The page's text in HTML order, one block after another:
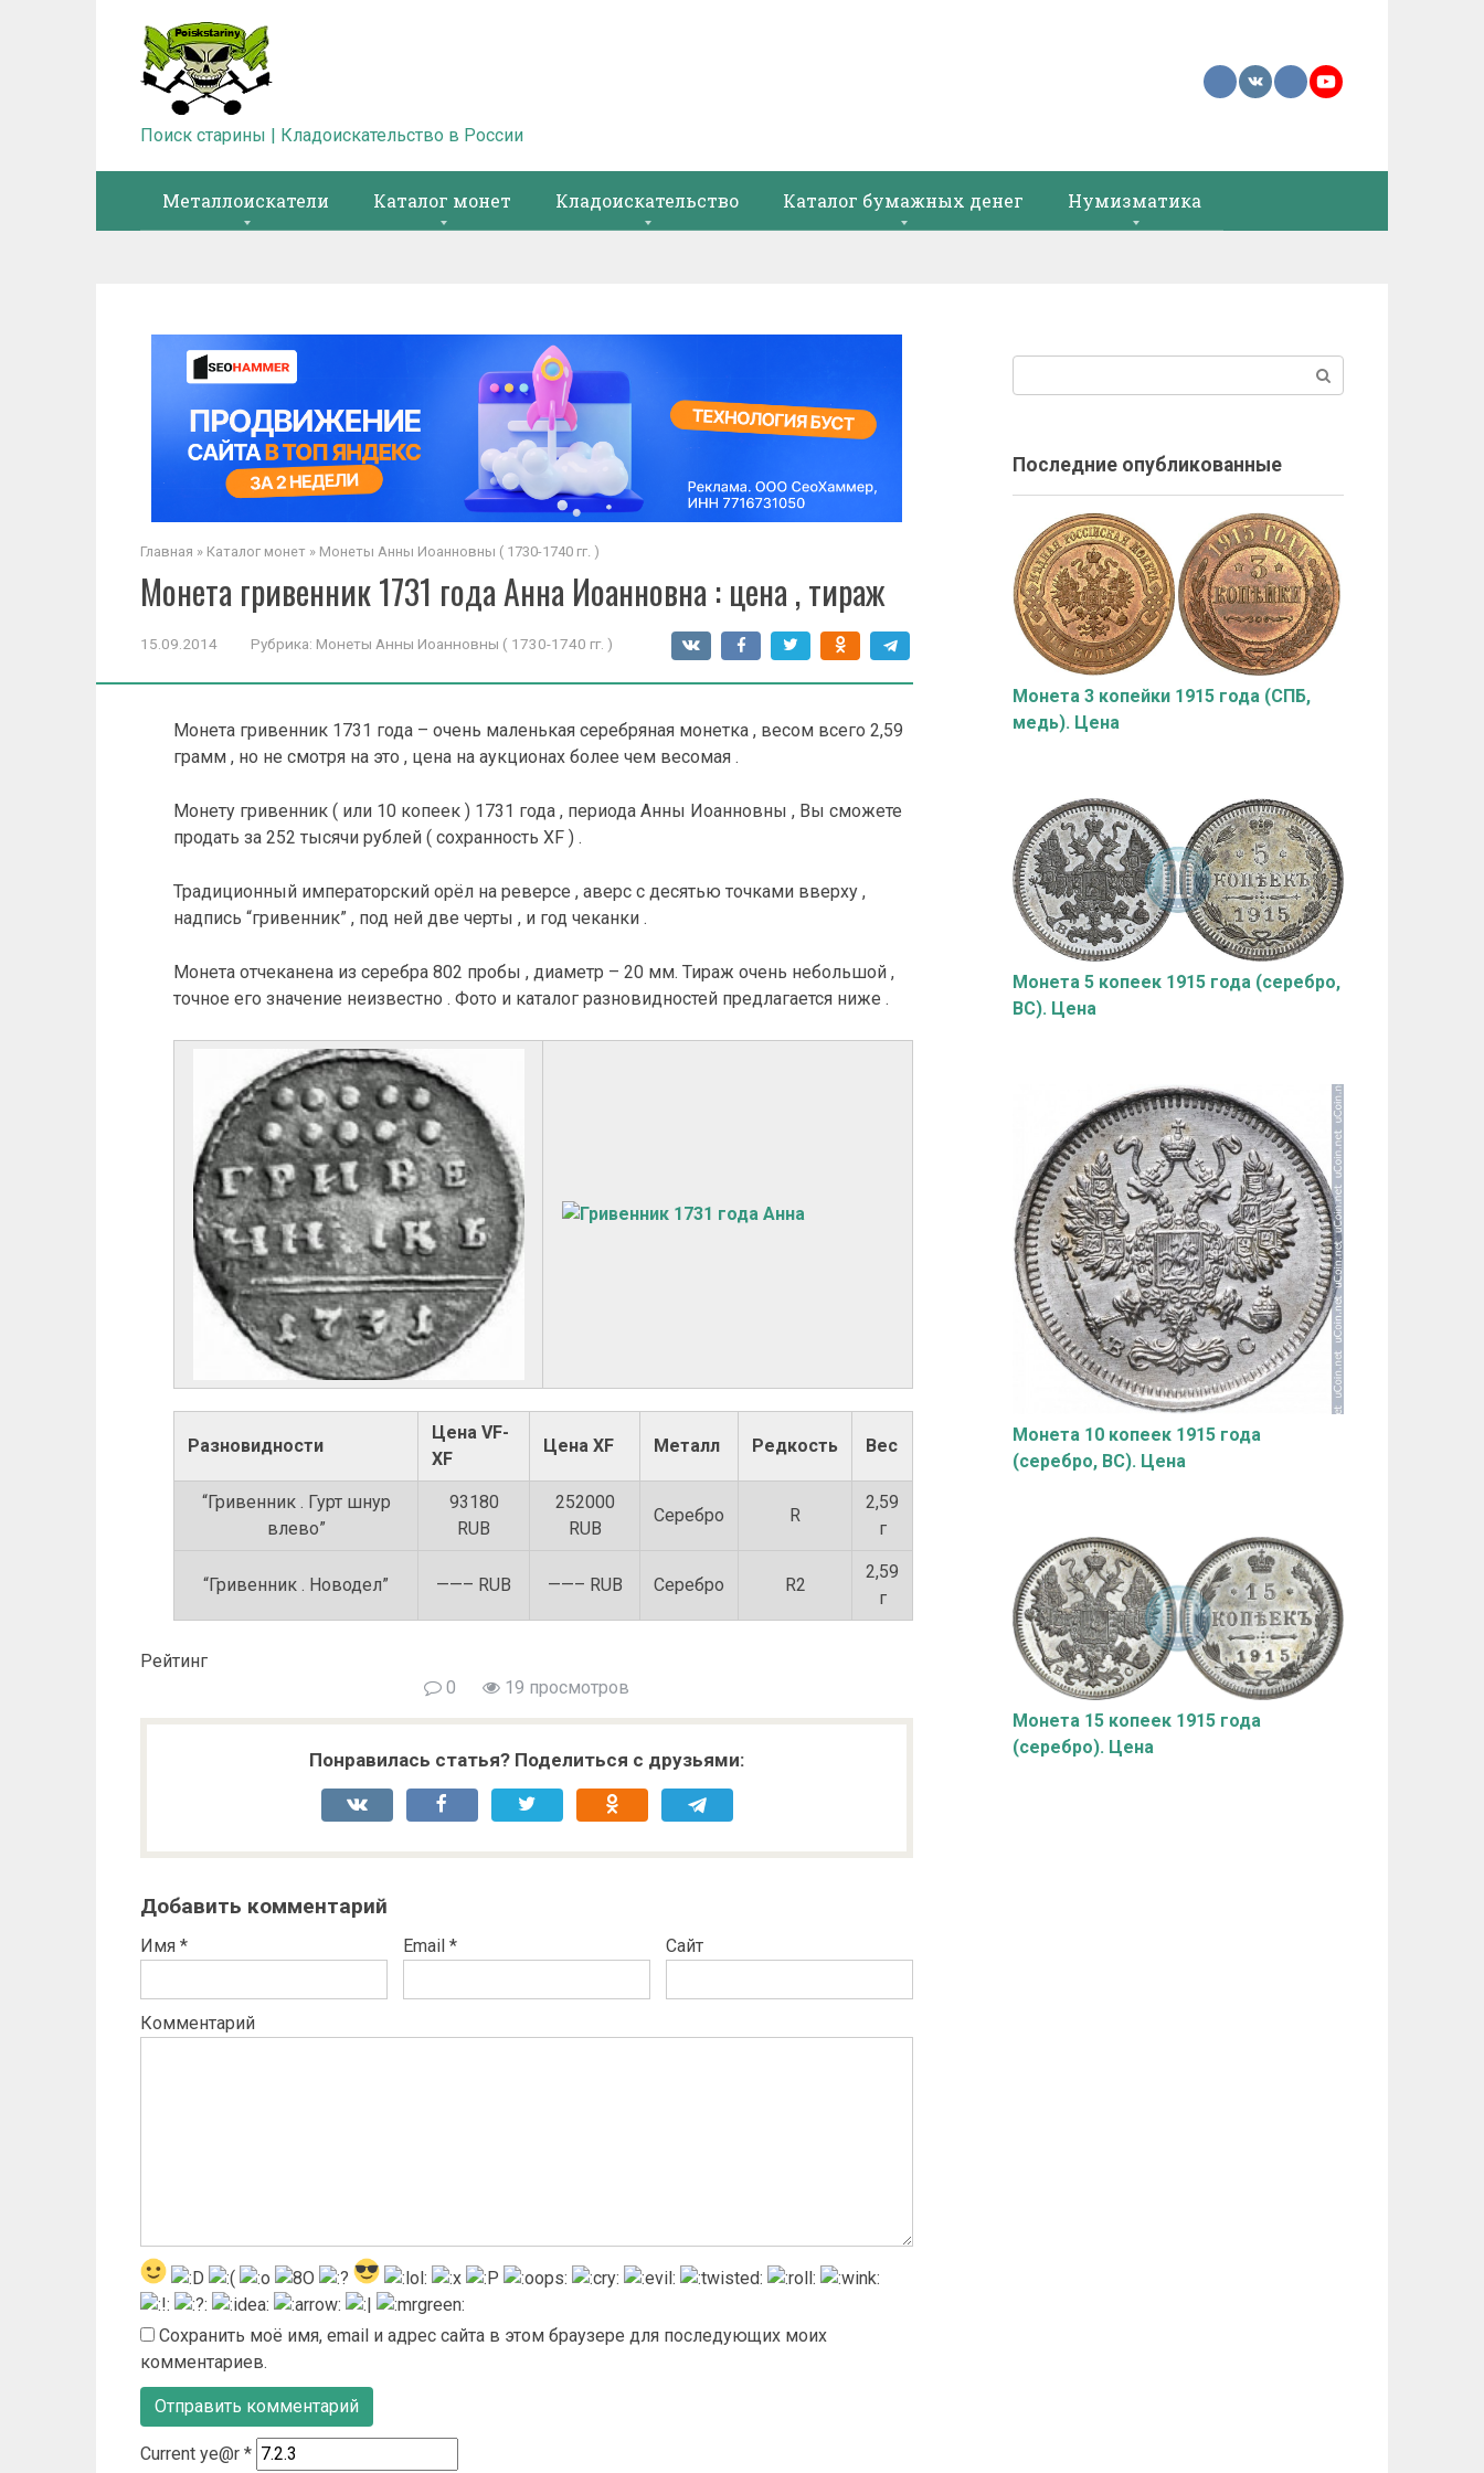
Поиск старины | Кладоискательство в России
Металлоискатели Каталог монет Кладоискательство Каталог бумажных денег Нумизматика
Главная » Каталог монет » Монеты Анны Иоанновны ( 1730-1740 гг. )
Монета гривенник 1731 года Анна Иоанновна : цена , тираж
15.09.2014 Рубрика: Монеты Анны Иоанновны ( 1730-1740 гг. )
Монета гривенник 1731 года – очень маленькая серебряная монетка , весом всего 2,59
грамм , но не смотря на это , цена на аукционах более чем весомая .
Монету гривенник ( или 10 копеек ) 1731 года , периода Анны Иоанновны , Вы сможете
продать за 252 тысячи рублей ( сохранность XF ) .
Традиционный императорский орёл на реверсе , аверс с десятью точками вверху ,
надпись “гривенник” , под ней две черты , и год чеканки .
Монета отчеканена из серебра 802 пробы , диаметр – 20 мм. Тираж очень небольшой ,
точное его значение неизвестно . Фото и каталог разновидностей предлагается ниже .
Разновидности
Цена VF-
XF
Цена XF Металл Редкость Вес
“Гривенник . Гурт шнур
влево”
93180
RUB
252000
RUB
Серебро R
2,59
г
“Гривенник . Новодел” ——– RUB ——– RUB Серебро R2
2,59
г
Рейтинг
0
19 просмотров
Понравилась статья? Поделиться с друзьями:
Добавить комментарий
Имя * Email * Сайт
Комментарий
Сохранить моё имя, email и адрес сайта в этом браузере для последующих моих
комментариев.
Current ye@r *
Последние опубликованные
Монета 3 копейки 1915 года (СПБ,
медь). Цена
Монета 5 копеек 1915 года (серебро,
ВС). Цена
Монета 10 копеек 1915 года
(серебро, ВС). Цена
Монета 15 копеек 1915 года
(серебро). Цена